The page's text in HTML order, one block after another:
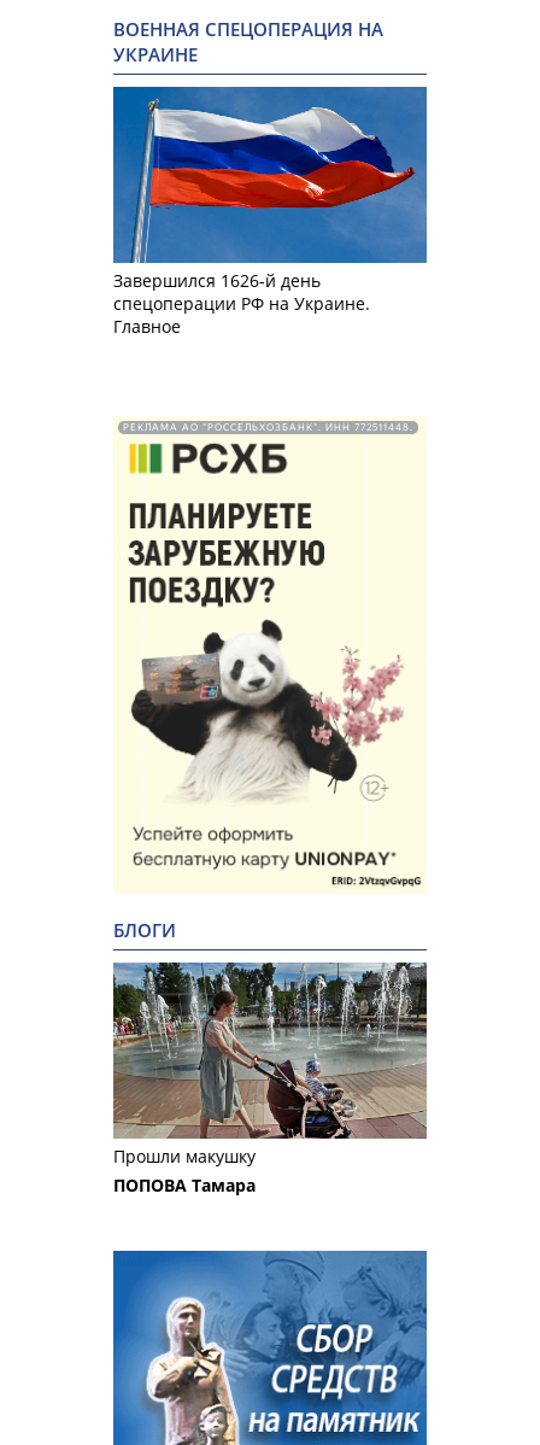
ВОЕННАЯ СПЕЦОПЕРАЦИЯ НА
УКРАИНЕ
Завершился 1626-й день
спецоперации РФ на Украине.
Главное
РЕКЛАМА АО "РОССЕЛЬХОЗБАНК". ИНН 772511448.
БЛОГИ
Прошли макушку
ПОПОВА Тамара